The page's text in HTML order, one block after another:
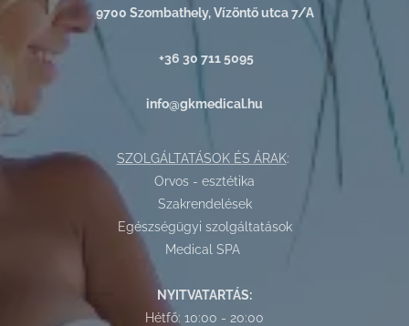
9700 Szombathely, Vízöntő utca 7/A
+36 30 711 5095
info@gkmedical.hu
SZOLGÁLTATÁSOK ÉS ÁRAK:
Orvos - esztétika
Szakrendelések
Egészségügyi szolgáltatások
Medical SPA
NYITVATARTÁS:
Hétfő: 10:00 - 20:00